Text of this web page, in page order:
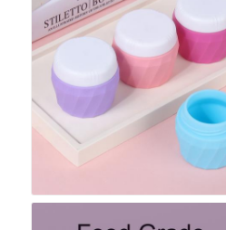
품질 관리
문의하기